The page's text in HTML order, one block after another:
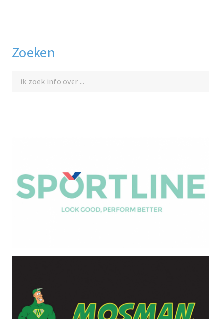
Zoeken